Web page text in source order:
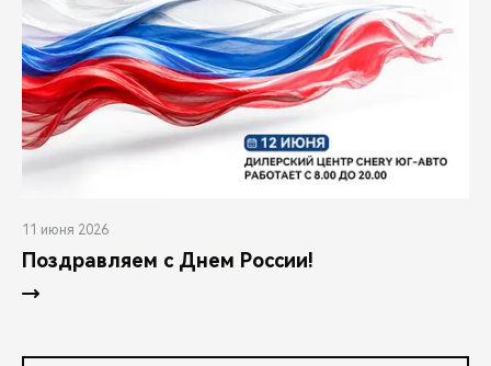
11 июня 2026
Поздравляем с Днем России!